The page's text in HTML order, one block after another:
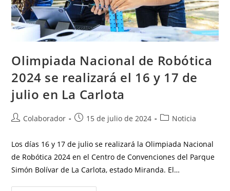
Olimpiada Nacional de Robótica
2024 se realizará el 16 y 17 de
julio en La Carlota
Colaborador 15 de julio de 2024 Noticia
Los días 16 y 17 de julio se realizará la Olimpiada Nacional
de Robótica 2024 en el Centro de Convenciones del Parque
Simón Bolívar de La Carlota, estado Miranda. El…